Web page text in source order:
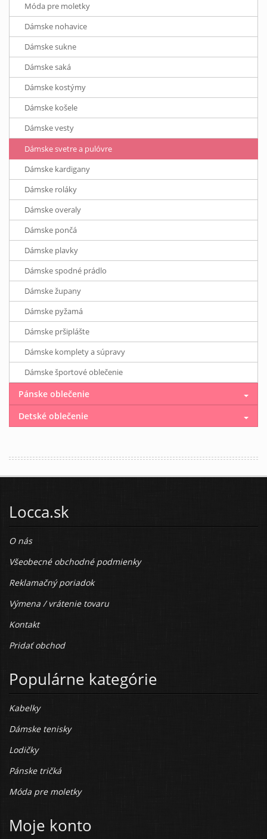
Móda pre moletky
Dámske nohavice
Dámske sukne
Dámske saká
Dámske kostýmy
Dámske košele
Dámske vesty
Dámske svetre a pulóvre
Dámske kardigany
Dámske roláky
Dámske overaly
Dámske pončá
Dámske plavky
Dámske spodné prádlo
Dámske župany
Dámske pyžamá
Dámske pršiplášte
Dámske komplety a súpravy
Dámske športové oblečenie
Pánske oblečenie
Detské oblečenie
Locca.sk
O nás
Všeobecné obchodné podmienky
Reklamačný poriadok
Výmena / vrátenie tovaru
Kontakt
Pridať obchod
Populárne kategórie
Kabelky
Dámske tenisky
Lodičky
Pánske tričká
Móda pre moletky
Moje konto